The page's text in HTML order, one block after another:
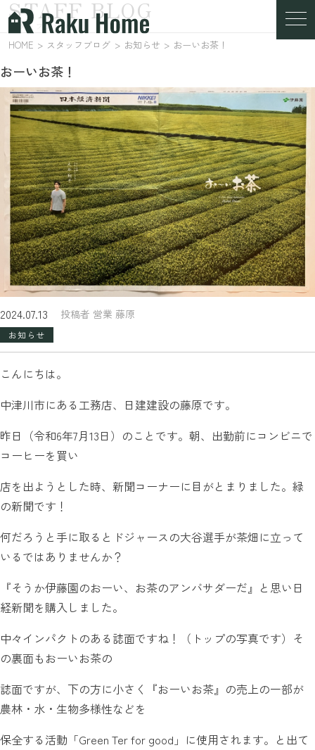
スタッフブログ
STAFF BLOG
HOME スタッフブログ お知らせ おーいお茶！
おーいお茶！
2024.07.13 投稿者 営業 藤原
お知らせ
こんにちは。
中津川市にある工務店、日建建設の藤原です。
昨日（令和6年7月13日）のことです。朝、出勤前にコンビニで
コーヒーを買い
店を出ようとした時、新聞コーナーに目がとまりました。緑
の新聞です！
何だろうと手に取るとドジャースの大谷選手が茶畑に立って
いるではありませんか？
『そうか伊藤園のおーい、お茶のアンバサダーだ』と思い日
経新聞を購入しました。
中々インパクトのある誌面ですね！（トップの写真です）そ
の裏面もおーいお茶の
誌面ですが、下の方に小さく『おーいお茶』の売上の一部が
農林・水・生物多様性などを
保全する活動「Green Ter for good」に使用されます。と出て